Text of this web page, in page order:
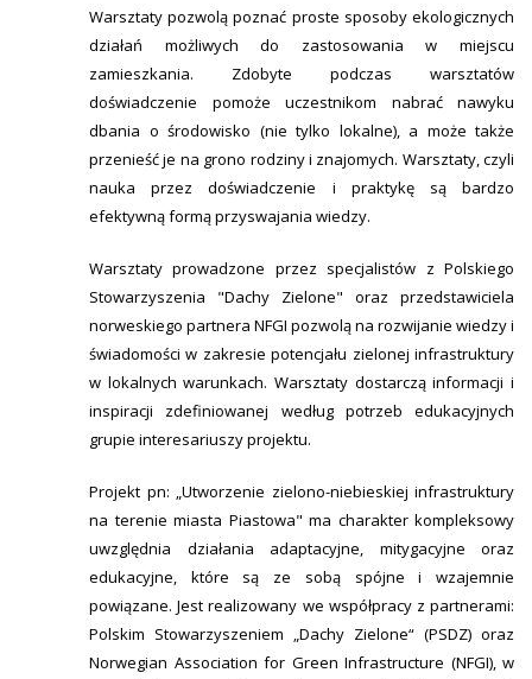
Warsztaty pozwolą poznać proste sposoby ekologicznych
działań możliwych do zastosowania w miejscu
zamieszkania. Zdobyte podczas warsztatów
doświadczenie pomoże uczestnikom nabrać nawyku
dbania o środowisko (nie tylko lokalne), a może także
przenieść je na grono rodziny i znajomych. Warsztaty, czyli
nauka przez doświadczenie i praktykę są bardzo
efektywną formą przyswajania wiedzy.
Warsztaty prowadzone przez specjalistów z Polskiego
Stowarzyszenia "Dachy Zielone" oraz przedstawiciela
norweskiego partnera NFGI pozwolą na rozwijanie wiedzy i
świadomości w zakresie potencjału zielonej infrastruktury
w lokalnych warunkach. Warsztaty dostarczą informacji i
inspiracji zdefiniowanej według potrzeb edukacyjnych
grupie interesariuszy projektu.
Projekt pn: „Utworzenie zielono-niebieskiej infrastruktury
na terenie miasta Piastowa" ma charakter kompleksowy
uwzględnia działania adaptacyjne, mitygacyjne oraz
edukacyjne, które są ze sobą spójne i wzajemnie
powiązane. Jest realizowany we współpracy z partnerami:
Polskim Stowarzyszeniem „Dachy Zielone“ (PSDZ) oraz
Norwegian Association for Green Infrastructure (NFGI), w